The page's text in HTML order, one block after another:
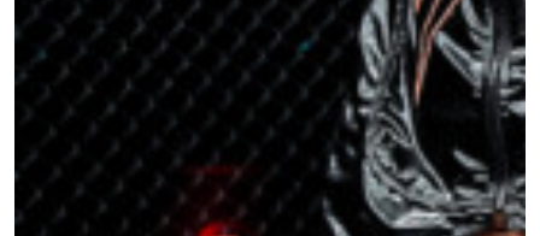
these communications at any time.